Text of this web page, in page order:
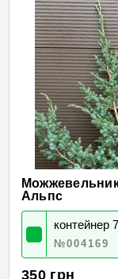
Альпс
контейнер
№004169
350 грн